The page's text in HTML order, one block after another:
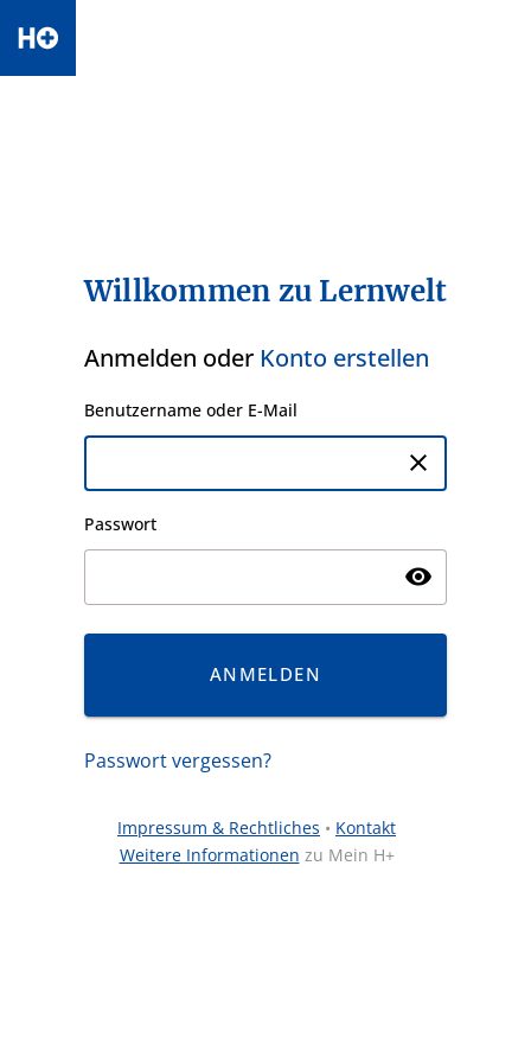
Willkommen zu Lernwelt
Anmelden oder Konto erstellen
Benutzername oder E-Mail
close
Passwort
visibility
ANMELDEN
Passwort vergessen?
Impressum & Rechtliches • Kontakt
Weitere Informationen zu Mein H+